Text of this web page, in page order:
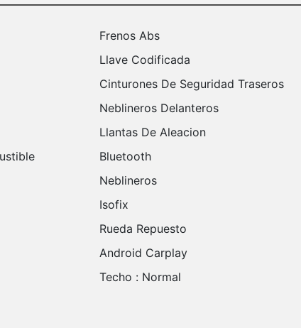
Frenos Abs
Llave Codificada
Cinturones De Seguridad Traseros
Neblineros Delanteros
Llantas De Aleacion
Bluetooth
Neblineros
Isofix
Rueda Repuesto
Android Carplay
Techo : Normal